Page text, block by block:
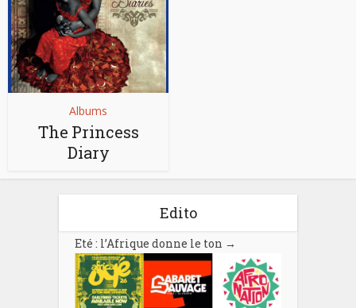
Albums
The Princess
Diary
Edito
Eté : l’Afrique donne le ton →